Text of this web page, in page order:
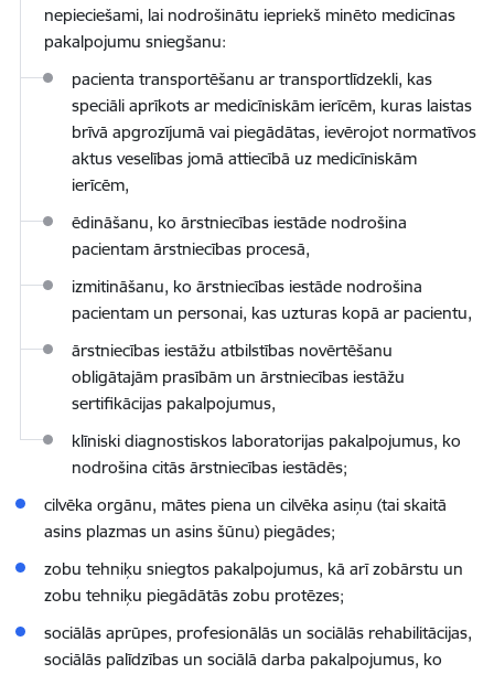
nepieciešami, lai nodrošinātu iepriekš minēto medicīnas
pakalpojumu sniegšanu:
pacienta transportēšanu ar transportlīdzekli, kas
speciāli aprīkots ar medicīniskām ierīcēm, kuras laistas
brīvā apgrozījumā vai piegādātas, ievērojot normatīvos
aktus veselības jomā attiecībā uz medicīniskām
ierīcēm,
ēdināšanu, ko ārstniecības iestāde nodrošina
pacientam ārstniecības procesā,
izmitināšanu, ko ārstniecības iestāde nodrošina
pacientam un personai, kas uzturas kopā ar pacientu,
ārstniecības iestāžu atbilstības novērtēšanu
obligātajām prasībām un ārstniecības iestāžu
sertifikācijas pakalpojumus,
klīniski diagnostiskos laboratorijas pakalpojumus, ko
nodrošina citās ārstniecības iestādēs;
cilvēka orgānu, mātes piena un cilvēka asiņu (tai skaitā
asins plazmas un asins šūnu) piegādes;
zobu tehniķu sniegtos pakalpojumus, kā arī zobārstu un
zobu tehniķu piegādātās zobu protēzes;
sociālās aprūpes, profesionālās un sociālās rehabilitācijas,
sociālās palīdzības un sociālā darba pakalpojumus, ko